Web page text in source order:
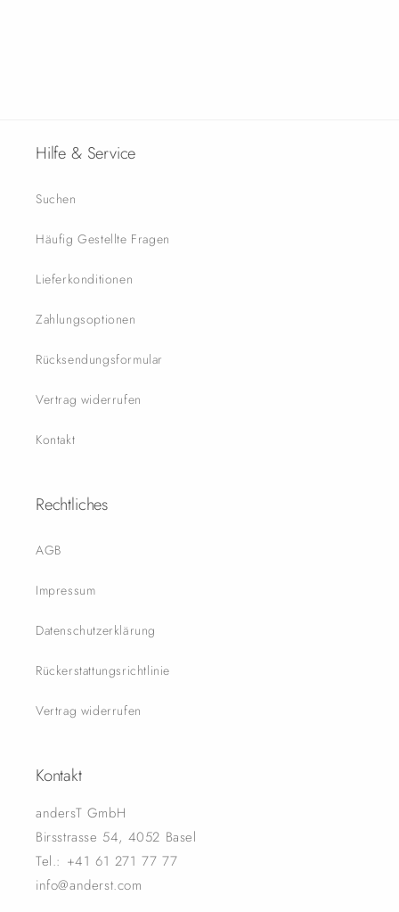
Hilfe & Service
Suchen
Häufig Gestellte Fragen
Lieferkonditionen
Zahlungsoptionen
Rücksendungsformular
Vertrag widerrufen
Kontakt
Rechtliches
AGB
Impressum
Datenschutzerklärung
Rückerstattungsrichtlinie
Vertrag widerrufen
Kontakt
andersT GmbH
Birsstrasse 54, 4052 Basel
Tel.: +41 61 271 77 77
info@anderst.com